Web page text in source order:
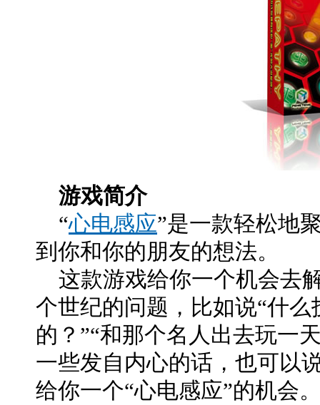
游戏简介
“心电感应”是一款轻松地
到你和你的朋友的想法。
这款游戏给你一个机会去
个世纪的问题，比如说“什
的？”“和那个名人出去玩一
一些发自内心的话，也可以
给你一个“心电感应”的机会